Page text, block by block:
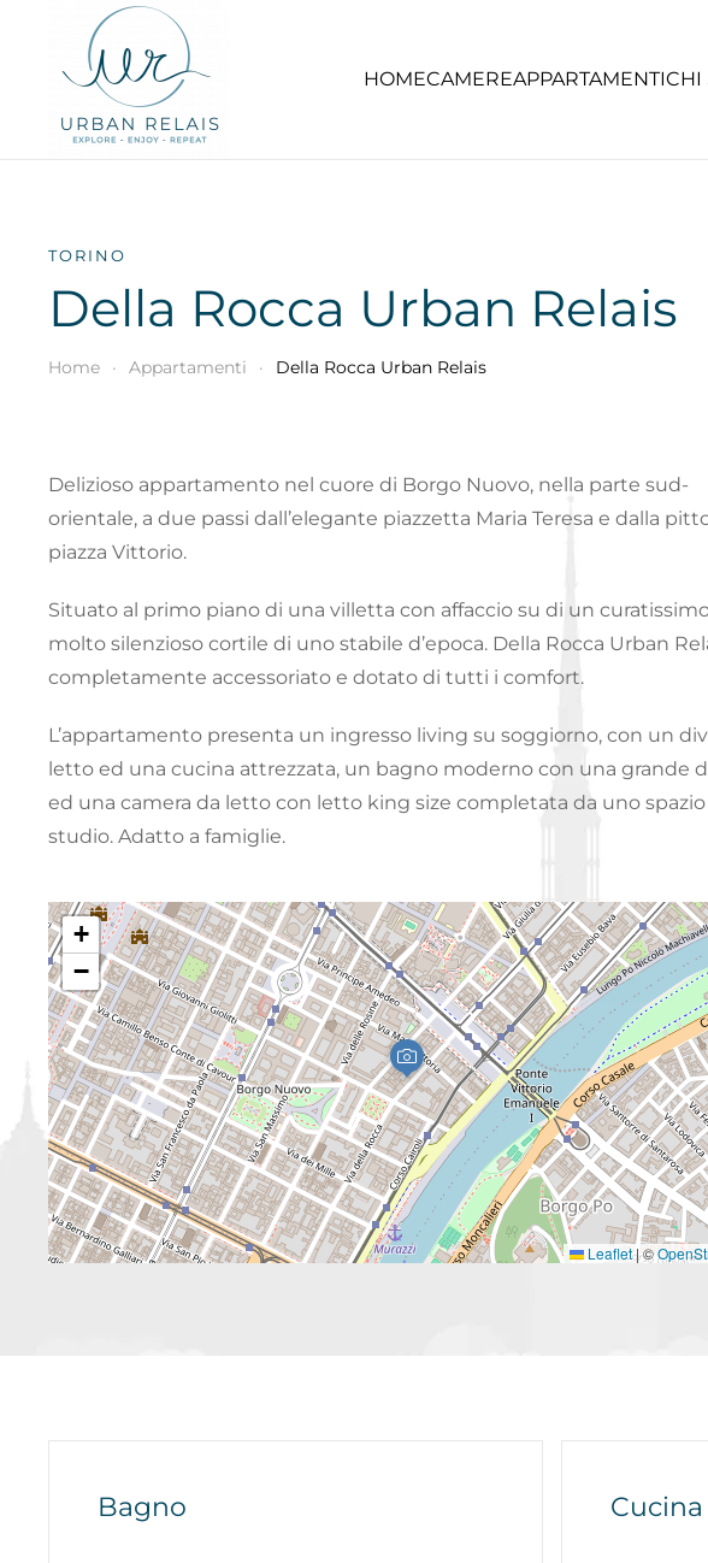
Skip to main content HOMECAMEREAPPARTAMENTICHI
TORINO
Della Rocca Urban Relais
Home Appartamenti Della Rocca Urban Relais
Delizioso appartamento nel cuore di Borgo Nuovo, nella parte sud-
orientale, a due passi dall’elegante piazzetta Maria Teresa e dalla
piazza Vittorio.
Situato al primo piano di una villetta con affaccio su di un
molto silenzioso cortile di uno stabile d’epoca. Della Rocca Urban
completamente accessoriato e dotato di tutti i comfort.
L’appartamento presenta un ingresso living su soggiorno, con un
letto ed una cucina attrezzata, un bagno moderno con una grande
ed una camera da letto con letto king size completata da uno spazio
studio. Adatto a famiglie.
+
−
Leaflet|©
Bagno Cucina